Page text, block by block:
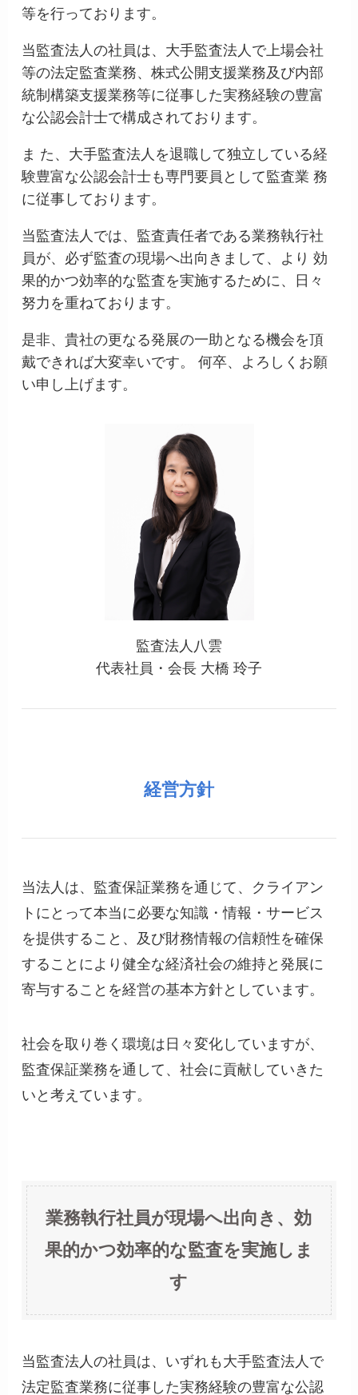
等を行っております。
当監査法人の社員は、大手監査法人で上場会社
等の法定監査業務、株式公開支援業務及び内部
統制構築支援業務等に従事した実務経験の豊富
な公認会計士で構成されております。
ま た、大手監査法人を退職して独立している経
験豊富な公認会計士も専門要員として監査業 務
に従事しております。
当監査法人では、監査責任者である業務執行社
員が、必ず監査の現場へ出向きまして、より 効
果的かつ効率的な監査を実施するために、日々
努力を重ねております。
是非、貴社の更なる発展の一助となる機会を頂
戴できれば大変幸いです。 何卒、よろしくお願
い申し上げます。
監査法人八雲
代表社員・会長 大橋 玲子
経営方針
当法人は、監査保証業務を通じて、クライアン
トにとって本当に必要な知識・情報・サービス
を提供すること、及び財務情報の信頼性を確保
することにより健全な経済社会の維持と発展に
寄与することを経営の基本方針としています。
社会を取り巻く環境は日々変化していますが、
監査保証業務を通して、社会に貢献していきた
いと考えています。
業務執行社員が現場へ出向き、効
果的かつ効率的な監査を実施しま
す
当監査法人の社員は、いずれも大手監査法人で
法定監査業務に従事した実務経験の豊富な公認